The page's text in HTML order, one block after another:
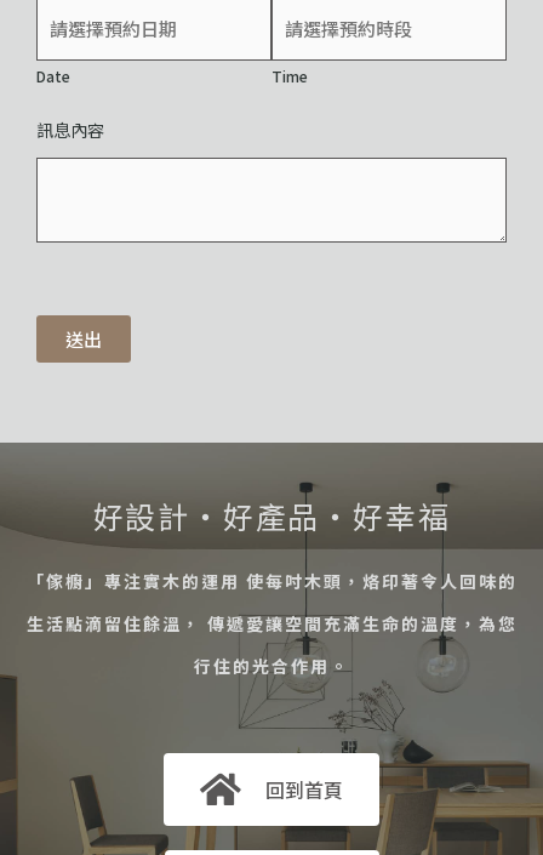
Date Time
訊息內容
送出
好設計・好產品・好幸福
「傢櫥」專注實木的運用 使每吋木頭，烙印著令人回味的
生活點滴留住餘溫， 傳遞愛讓空間充滿生命的溫度，為您
行住的光合作用。
回到首頁